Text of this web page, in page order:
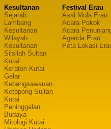
Kesultanan
Sejarah
Lambang
Kesultanan
Wilayah
Kesultanan
Silsilah Sultan
Kutai
Keraton Kutai
Gelar
Kebangsawanan
Ketopong Sultan
Kutai
Peninggalan
Budaya
Mitologi Kutai
Festival Erau
Asal Mula Erau
Acara Pokok
Acara
Agenda Erau
Peta Lokasi